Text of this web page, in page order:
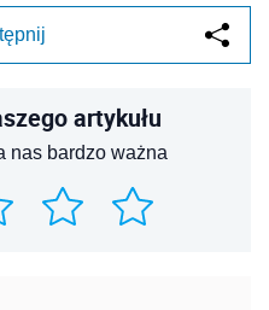
artykułu
nas bardzo ważna